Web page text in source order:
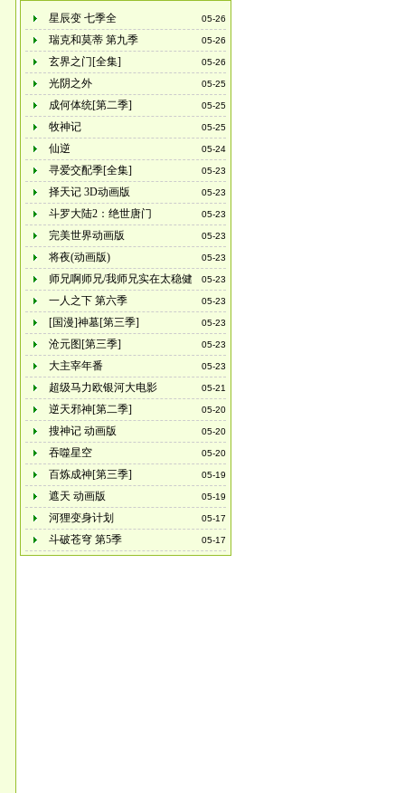
05-26
星辰变 七季全
05-26
瑞克和莫蒂 第九季
05-26
玄界之门[全集]
05-25
光阴之外
05-25
成何体统[第二季]
05-25
牧神记
05-24
仙逆
05-23
寻爱交配季[全集]
05-23
择天记 3D动画版
05-23
斗罗大陆2：绝世唐门
05-23
完美世界动画版
05-23
将夜(动画版)
05-23
师兄啊师兄/我师兄实在太稳健
了
05-23
一人之下 第六季
05-23
[国漫]神墓[第三季]
05-23
沧元图[第三季]
05-23
大主宰年番
05-21
超级马力欧银河大电影
05-20
逆天邪神[第二季]
05-20
搜神记 动画版
05-20
吞噬星空
05-19
百炼成神[第三季]
05-19
遮天 动画版
05-17
河狸变身计划
05-17
斗破苍穹 第5季